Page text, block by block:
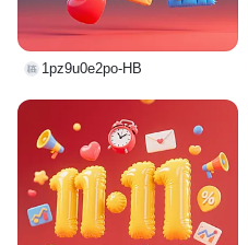
1pz9u0e2po-HB